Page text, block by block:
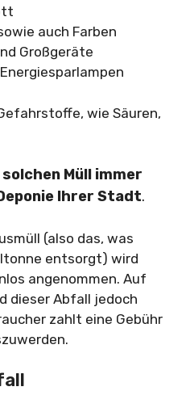
auch Farben
Großgeräte
wie Säuren,
Müll immer
Ihrer Stadt.
(also das, was
entsorgt) wird
angenommen. Auf
dieser Abfall jedoch
zahlt eine Gebühr